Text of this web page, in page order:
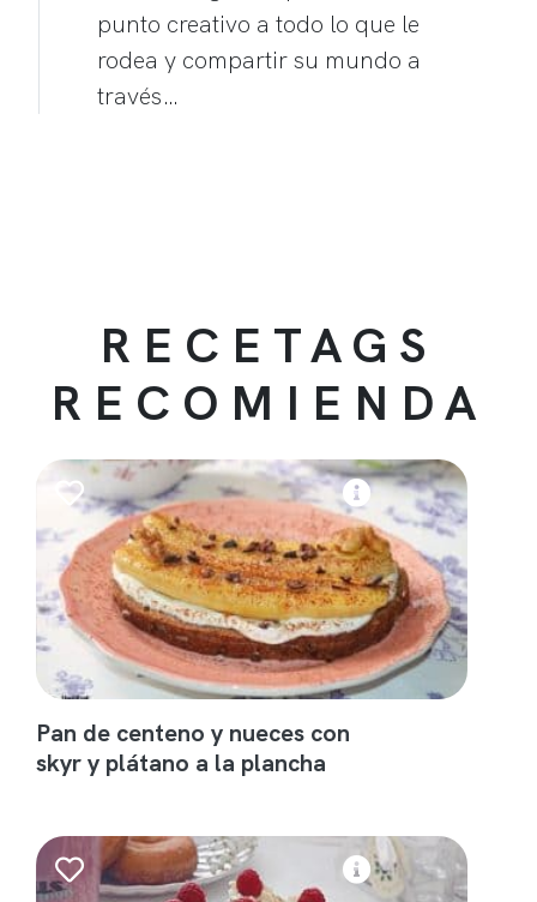
punto creativo a todo lo que le
rodea y compartir su mundo a
través…
RECETAGS
RECOMIENDA
Pan de centeno y nueces con
skyr y plátano a la plancha